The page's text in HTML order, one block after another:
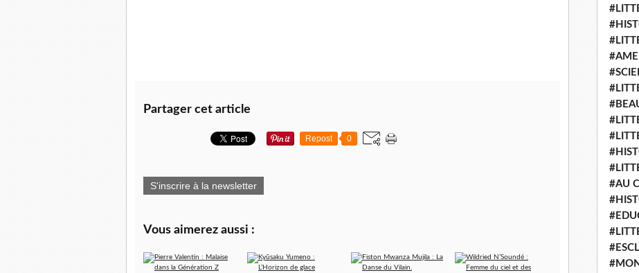
Partager cet article
Repost 0
S'inscrire à la newsletter
Vous aimerez aussi :
#AU